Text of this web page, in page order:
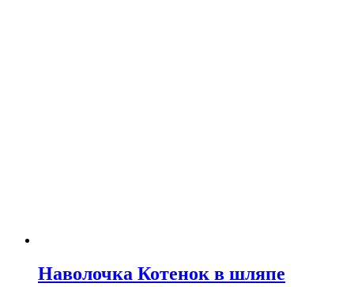
Наволочка Котенок в шляпе